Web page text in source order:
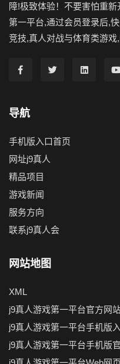
障!极致体验！不要害怕重
第一平台,通过会员登录后,
竞技,真人对战与体育类游戏
导航
手机版入口首页
网址j9真人
精品项目
游戏新闻
服务方向
联系j9真人会
网站地图
XML
j9真人游戏第一平台官方网
j9真人游戏第一平台手机版
j9真人游戏第一平台手机版